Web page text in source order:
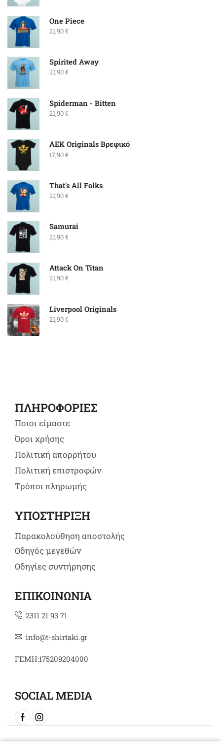
One Piece
21,90€
Spirited Away
21,90€
Spiderman - Bitten
21,90€
ΑΕΚ Originals Βρεφικό
17,90€
That's All Folks
21,90€
Samurai
21,90€
Attack On Titan
21,90€
Liverpool Originals
21,90€
ΠΛΗΡΟΦΟΡΙΕΣ
Ποιοι είμαστε
Όροι χρήσης
Πολιτική απορρήτου
Πολιτική επιστροφών
Τρόποι πληρωμής
ΥΠΟΣΤΗΡΙΞΗ
Παρακολούθηση αποστολής
Οδηγός μεγεθών
Οδηγίες συντήρησης
ΕΠΙΚΟΙΝΩΝΙΑ
2311 21 93 71
info@t-shirtaki.gr
ΓΕΜΗ:175209204000
SOCIAL MEDIA